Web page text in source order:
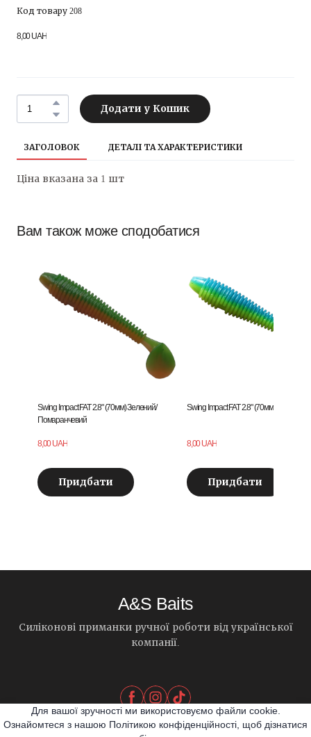
Код товару 208
8,00 UAH
Додати у Кошик
ЗАГОЛОВОК ДЕТАЛІ ТА ХАРАКТЕРИСТИКИ
Ціна вказана за 1 шт
Вам також може сподобатися
Swing Impact FAT 2.8" (70мм) Зелений/
Помаранчевий
8,00 UAH
Придбати
Swing Impact FAT 2.8" (70мм) Синій/
8,00 UAH
Придбати
A&S Baits
Силіконові приманки ручної роботи від української
компанії.
Для вашої зручності ми використовуємо файли cookie.
Ознайомтеся з нашою Політикою конфіденційності, щоб дізнатися